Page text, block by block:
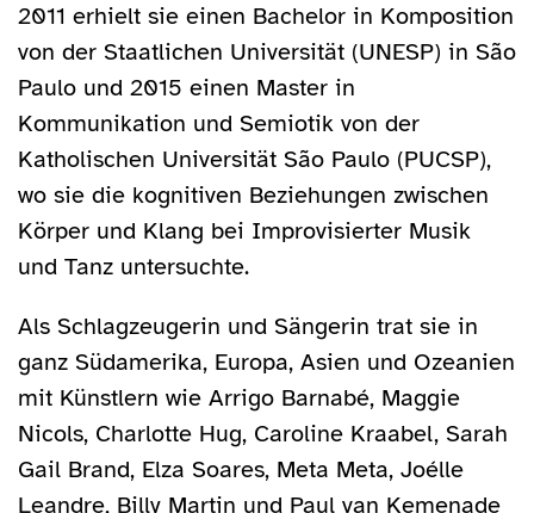
2011 erhielt sie einen Bachelor in Komposition
von der Staatlichen Universität (UNESP) in São
Paulo und 2015 einen Master in
Kommunikation und Semiotik von der
Katholischen Universität São Paulo (PUCSP),
wo sie die kognitiven Beziehungen zwischen
Körper und Klang bei Improvisierter Musik
und Tanz untersuchte.
Als Schlagzeugerin und Sängerin trat sie in
ganz Südamerika, Europa, Asien und Ozeanien
mit Künstlern wie Arrigo Barnabé, Maggie
Nicols, Charlotte Hug, Caroline Kraabel, Sarah
Gail Brand, Elza Soares, Meta Meta, Joélle
Leandre, Billy Martin und Paul van Kemenade